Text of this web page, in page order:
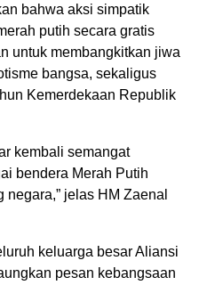
bahwa aksi simpatik
putih secara gratis
untuk membangkitkan jiwa
bangsa, sekaligus
Kemerdekaan Republik
kembali semangat
bendera Merah Putih
jelas HM Zaenal
keluarga besar Aliansi
pesan kebangsaan